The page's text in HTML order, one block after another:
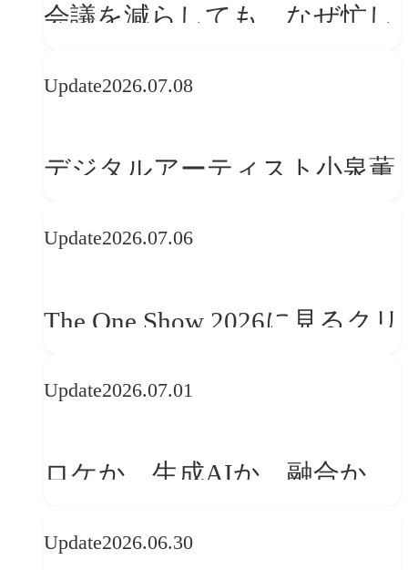
会議を減らしても、なぜ忙し
Update2026.07.08
デジタルアーティスト小泉薫
ークフロー設計と「ノイズと
Update2026.07.06
The One Show 2026に見るクリ
との接点を、ブランドらしい
Update2026.07.01
ロケか、生成AIか、融合か
おける「意思決定」のルール
Update2026.06.30